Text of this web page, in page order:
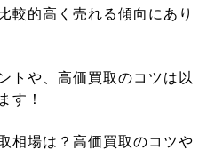
較的高く売れる傾向にあり
トや、高価買取のコツは以
す！
相場は？高価買取のコツや